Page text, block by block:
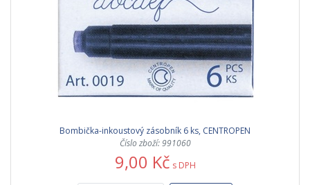
Bombička-inkoustový zásobník 6 ks, CENTROPEN
Číslo zboží: 991060
9,00 Kč s DPH